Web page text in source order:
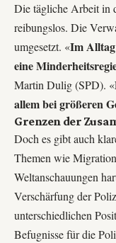
Die tägliche Arbeit in
reibungslos. Die
umgesetzt. «Im
eine
Martin Dulig (SPD). «
allem bei größeren
Grenzen der
Doch es gibt auch
Themen wie
Weltanschauungen
Verschärfung der
unterschiedlichen
Befugnisse für die